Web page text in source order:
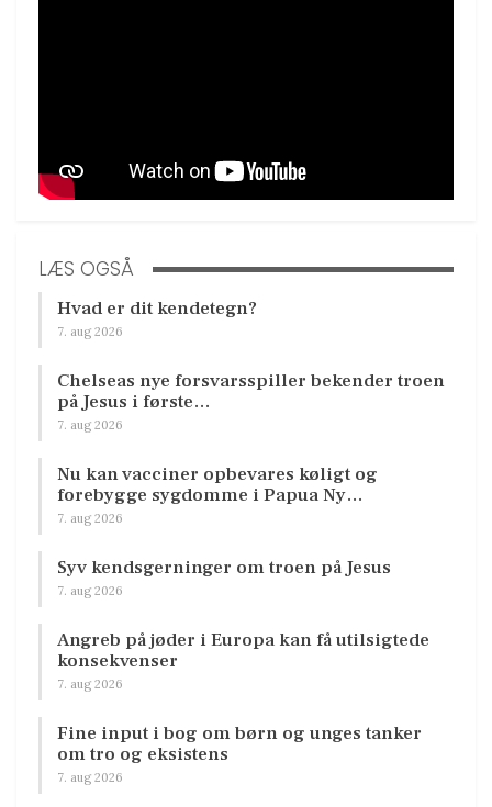
LÆS OGSÅ
Hvad er dit kendetegn?
7. aug 2026
Chelseas nye forsvarsspiller bekender troen
på Jesus i første…
7. aug 2026
Nu kan vacciner opbevares køligt og
forebygge sygdomme i Papua Ny…
7. aug 2026
Syv kendsgerninger om troen på Jesus
7. aug 2026
Angreb på jøder i Europa kan få utilsigtede
konsekvenser
7. aug 2026
Fine input i bog om børn og unges tanker
om tro og eksistens
7. aug 2026